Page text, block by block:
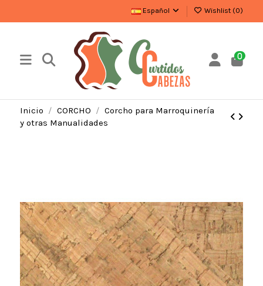
Español Wishlist (0)
0
Inicio CORCHO
Corcho para Marroquinería
y otras Manualidades